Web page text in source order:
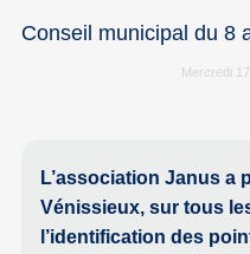
Conseil municipal du 8
Mercredi
L’association Janus a
Vénissieux, sur tous
l’identification des